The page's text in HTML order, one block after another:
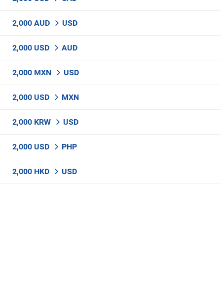
2,000 AUD USD
2,000 USD AUD
2,000 MXN USD
2,000 USD MXN
2,000 KRW USD
2,000 USD PHP
2,000 HKD USD